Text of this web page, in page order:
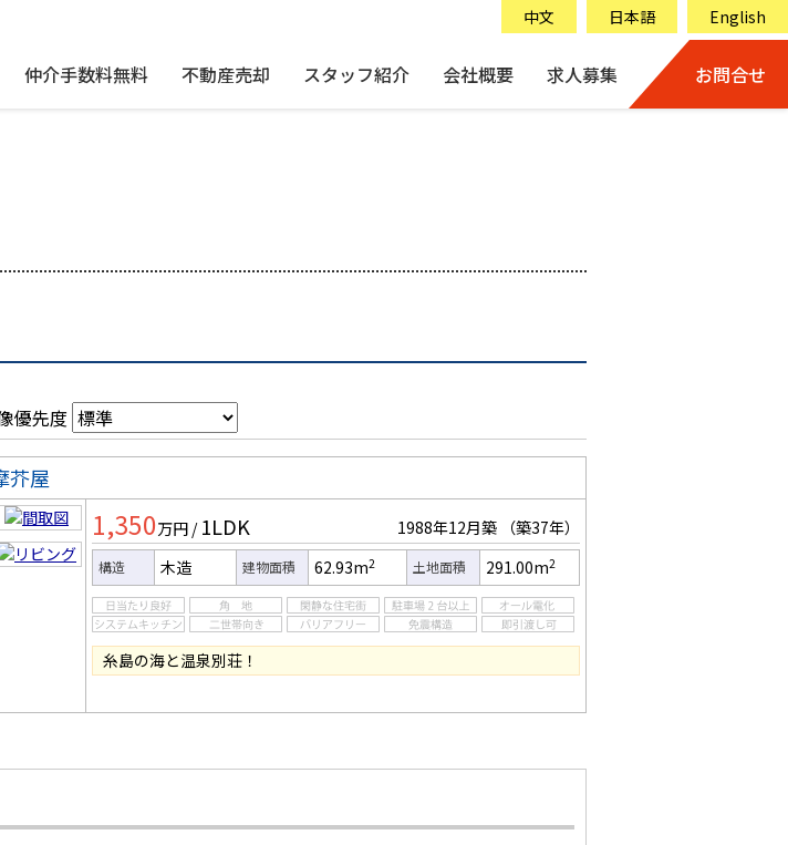
中文 日本語 English
仲介手数料無料 不動産売却 スタッフ紹介 会社概要 求人募集 お問合せ
優先度
芥屋
1,350万円 / 1LDK 1988年12月築 （築37年）
構造 木造 建物面積 62.93m2 土地面積 291.00m2
糸島の海と温泉別荘！